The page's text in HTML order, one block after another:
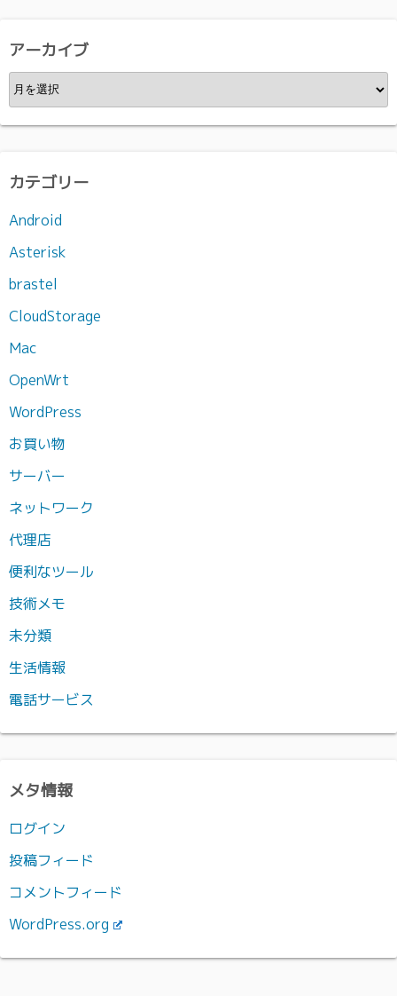
アーカイブ
ア
ー
カ
ブ
カテゴリー
Android
Asterisk
brastel
CloudStorage
Mac
OpenWrt
WordPress
お買い物
サーバー
ネットワーク
代理店
便利なツール
技術メモ
未分類
生活情報
電話サービス
メタ情報
ログイン
投稿フィード
コメントフィード
WordPress.org